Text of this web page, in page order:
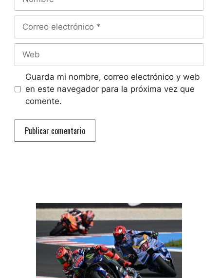
electrónico
Guarda mi nombre, correo electrónico y web
en este navegador para la próxima vez que
comente.